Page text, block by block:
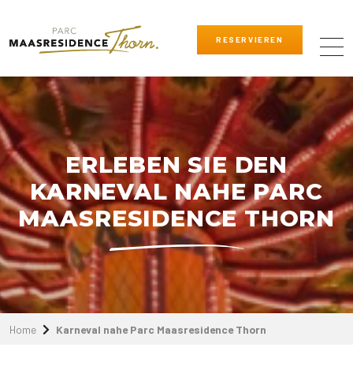
RESERVIEREN
ERLEBEN SIE DEN
KARNEVAL NAHE PARC
MAASRESIDENCE THORN
Home Karneval nahe Parc Maasresidence Thorn